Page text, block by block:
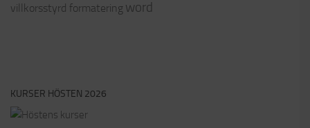
villkorsstyrd formatering word
KURSER HÖSTEN 2026